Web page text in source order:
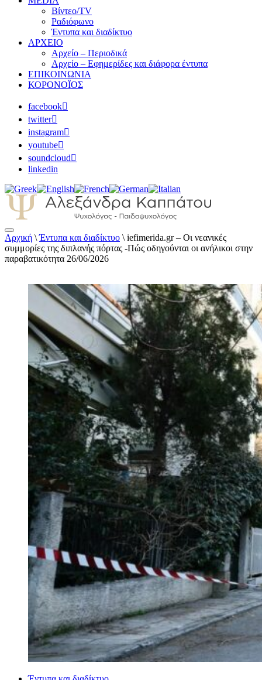
Βίντεο/TV
Ραδιόφωνο
Έντυπα και διαδίκτυο
ΑΡΧΕΙΟ
Αρχείο – Περιοδικά
Αρχείο – Εφημερίδες και διάφορα έντυπα
ΕΠΙΚΟΙΝΩΝΙΑ
ΚΟΡΟΝΟΪΟΣ
facebook
twitter
instagram
youtube
soundcloud
linkedin
Αλεξάνδρα Καππάτου Ψυχολόγος –
Παιδοψυχολόγος
Αρχική \Έντυπα και διαδίκτυο \ iefimerida.gr – Οι νεανικές
συμμορίες της διπλανής πόρτας -Πώς οδηγούνται οι ανήλικοι στην
παραβατικότητα 26/06/2026